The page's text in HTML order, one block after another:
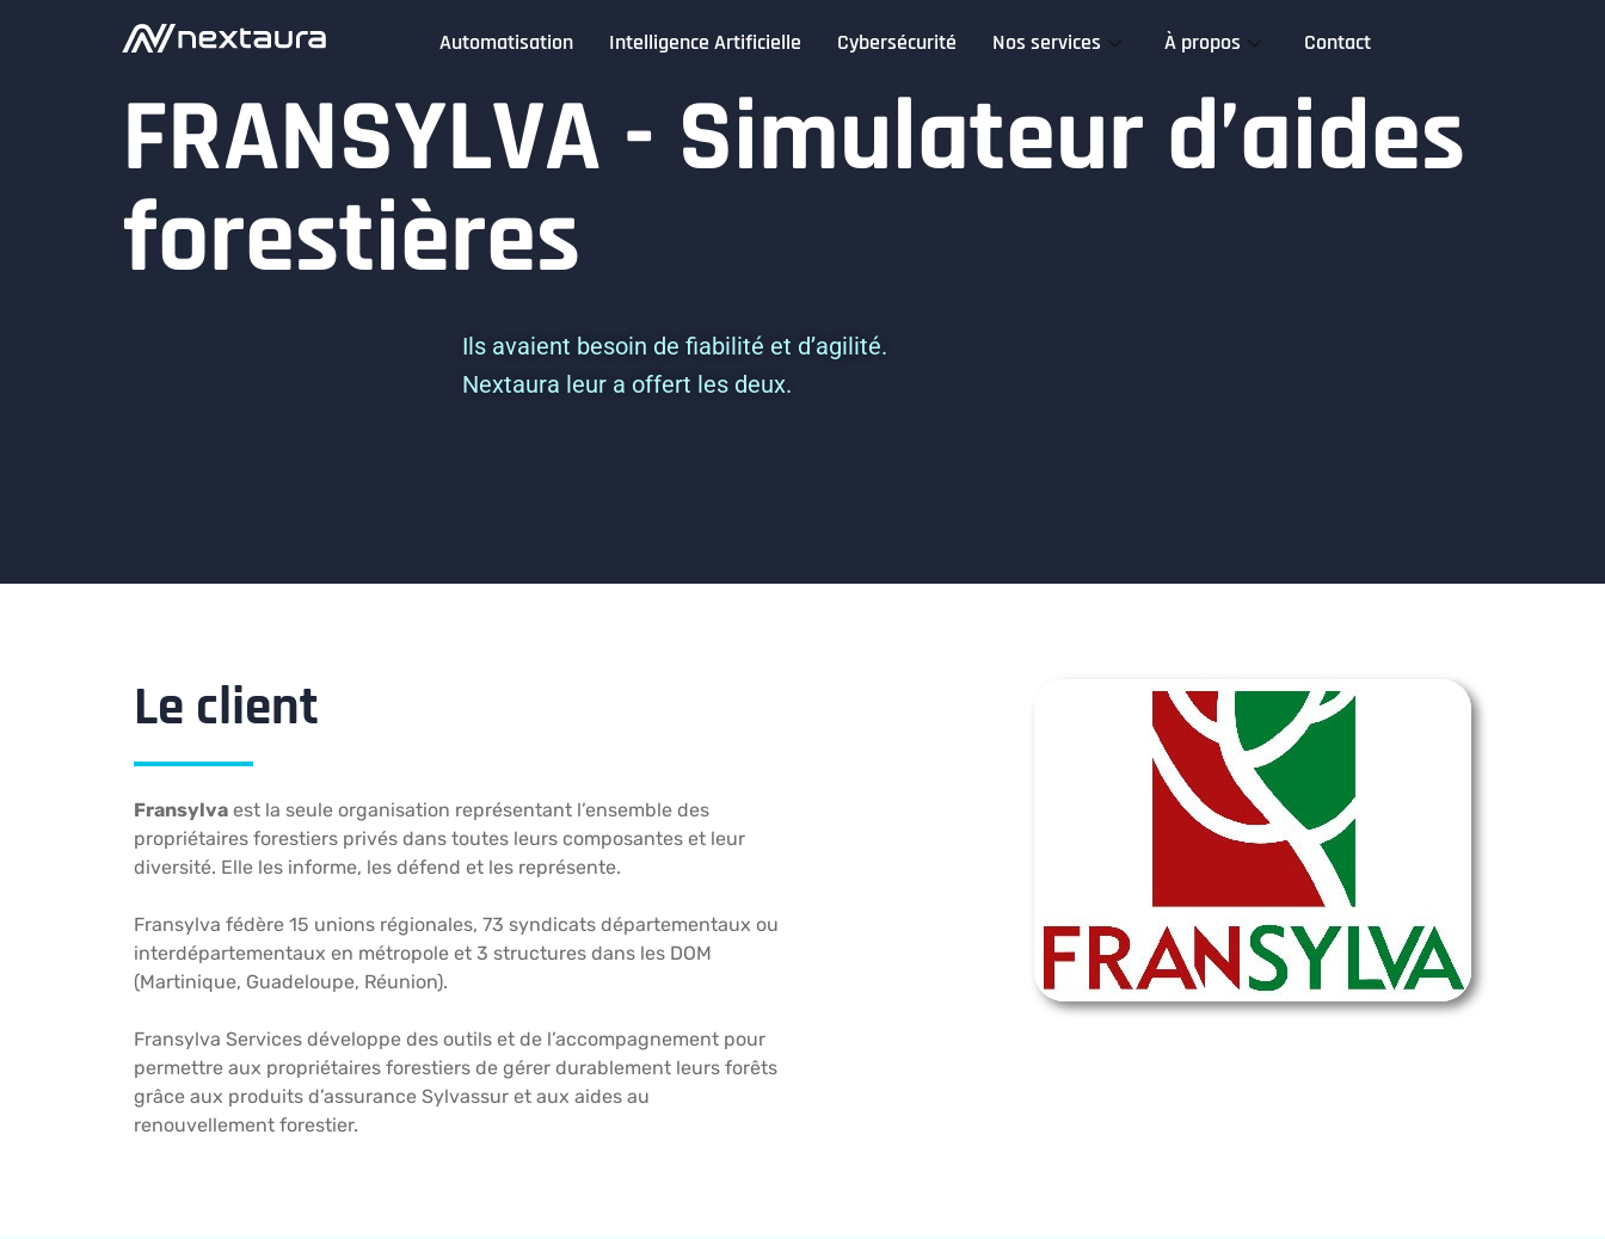
Automatisation Intelligence Artificielle Cybersécurité Nos services À propos Contact
FRANSYLVA - Simulateur d’aides
forestières
Ils avaient besoin de fiabilité et d’agilité.
Nextaura leur a offert les deux.
Le client
Fransylva est la seule organisation représentant l’ensemble des
propriétaires forestiers privés dans toutes leurs composantes et leur
diversité. Elle les informe, les défend et les représente.
Fransylva fédère 15 unions régionales, 73 syndicats départementaux ou
interdépartementaux en métropole et 3 structures dans les DOM
(Martinique, Guadeloupe, Réunion).
Fransylva Services développe des outils et de l’accompagnement pour
permettre aux propriétaires forestiers de gérer durablement leurs forêts
grâce aux produits d’assurance Sylvassur et aux aides au
renouvellement forestier.